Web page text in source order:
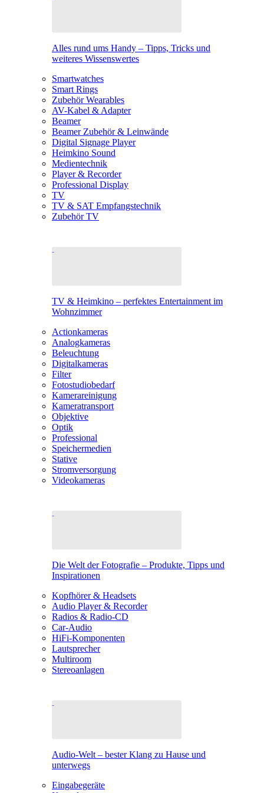
Alles rund ums Handy – Tipps, Tricks und
weiteres Wissenswertes
Smartwatches
Smart Rings
Zubehör Wearables
AV-Kabel & Adapter
Beamer
Beamer Zubehör & Leinwände
Digital Signage Player
Heimkino Sound
Medientechnik
Player & Recorder
Professional Display
TV
TV & SAT Empfangstechnik
Zubehör TV
TV & Heimkino – perfektes Entertainment im
Wohnzimmer
Actionkameras
Analogkameras
Beleuchtung
Digitalkameras
Filter
Fotostudiobedarf
Kamerareinigung
Kameratransport
Objektive
Optik
Professional
Speichermedien
Stative
Stromversorgung
Videokameras
Die Welt der Fotografie – Produkte, Tipps und
Inspirationen
Kopfhörer & Headsets
Audio Player & Recorder
Radios & Radio-CD
Car-Audio
HiFi-Komponenten
Lautsprecher
Multiroom
Stereoanlagen
Audio-Welt – bester Klang zu Hause und
unterwegs
Eingabegeräte